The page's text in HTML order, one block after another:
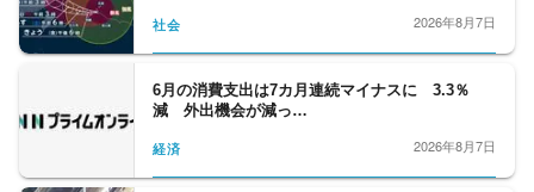
社会 2026年8月7日
6月の消費支出は7カ月連続マイナスに 3.3％
減 外出機会が減っ…
経済 2026年8月7日